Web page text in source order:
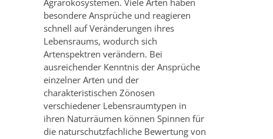
Agrarökosystemen. Viele Arten haben
besondere Ansprüche und reagieren
schnell auf Veränderungen ihres
Lebensraums, wodurch sich
Artenspektren verändern. Bei
ausreichender Kenntnis der Ansprüche
einzelner Arten und der
charakteristischen Zönosen
verschiedener Lebensraumtypen in
ihren Naturräumen können Spinnen für
die naturschutzfachliche Bewertung von